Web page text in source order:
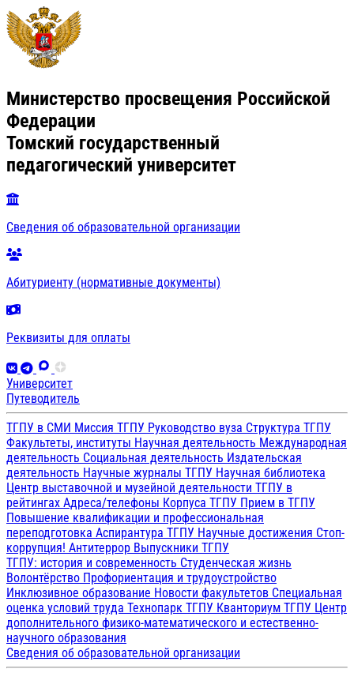
Министерство просвещения Российской
Федерации
Томский государственный
педагогический университет
Сведения об образовательной организации
Абитуриенту (нормативные документы)
Реквизиты для оплаты
Университет
Путеводитель
ТГПУ в СМИ Миссия ТГПУ Руководство вуза Структура ТГПУ
Факультеты, институты Научная деятельность Международная
деятельность Социальная деятельность Издательская
деятельность Научные журналы ТГПУ Научная библиотека
Центр выставочной и музейной деятельности ТГПУ в
рейтингах Адреса/телефоны Корпуса ТГПУ Прием в ТГПУ
Повышение квалификации и профессиональная
переподготовка Аспирантура ТГПУ Научные достижения Стоп-
коррупция! Антитеррор Выпускники ТГПУ
ТГПУ: история и современность Студенческая жизнь
Волонтёрство Профориентация и трудоустройство
Инклюзивное образование Новости факультетов Специальная
оценка условий труда Технопарк ТГПУ Кванториум ТГПУ Центр
дополнительного физико-математического и естественно-
научного образования
Сведения об образовательной организации